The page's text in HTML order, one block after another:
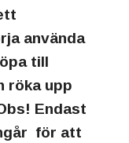
använda
till
röka upp
Endast
för att